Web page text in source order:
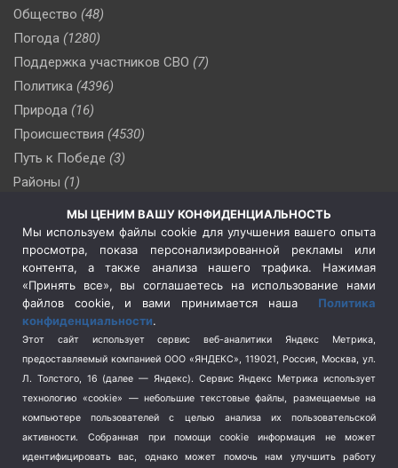
Общество (48)
Погода (1280)
Поддержка участников СВО (7)
Политика (4396)
Природа (16)
Происшествия (4530)
Путь к Победе (3)
Районы (1)
(510)
Сельское хозяйство (3)
Социальная политика
(3)
Спецоперация в Украине
Спецоперация на Украине
(404)
Спорт (740)
Терроризм (1)
Транспорт (262)
Туризм (178)
Флот (76)
МЫ ЦЕНИМ ВАШУ КОНФИДЕНЦИАЛЬНОСТЬ
Мы используем файлы cookie для улучшения вашего опыта
просмотра, показа персонализированной рекламы или
контента, а также анализа нашего трафика. Нажимая
«Принять все», вы соглашаетесь на использование нами
файлов cookie, и вами принимается наша Политика
конфиденциальности.
Этот сайт использует сервис веб-аналитики Яндекс Метрика,
предоставляемый компанией ООО «ЯНДЕКС», 119021, Россия, Москва, ул.
Л. Толстого, 16 (далее — Яндекс). Сервис Яндекс Метрика использует
технологию «cookie» — небольшие текстовые файлы, размещаемые на
компьютере пользователей с целью анализа их пользовательской
активности.
Собранная при помощи cookie информация не может
идентифицировать вас, однако может помочь нам улучшить работу